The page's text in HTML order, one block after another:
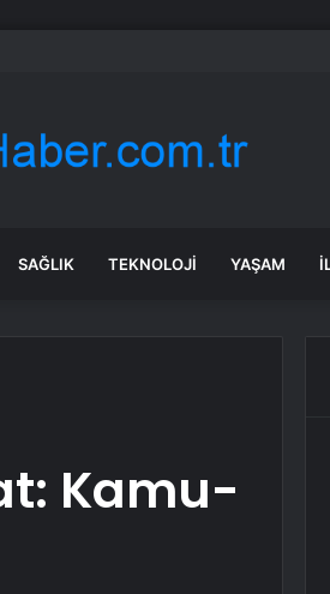
“Aile kurmak, sevgi, sadakat ve
SAĞLIK TEKNOLOJI YAŞAM
Kamu-